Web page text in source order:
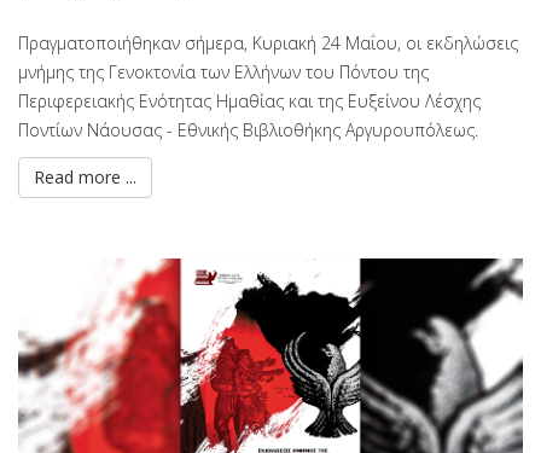
Πραγματοποιήθηκαν σήμερα, Κυριακή 24 Μαΐου, οι εκδηλώσεις
μνήμης της Γενοκτονία των Ελλήνων του Πόντου της
Περιφερειακής Ενότητας Ημαθίας και της Ευξείνου Λέσχης
Ποντίων Νάουσας - Εθνικής Βιβλιοθήκης Αργυρουπόλεως.
Read more ...